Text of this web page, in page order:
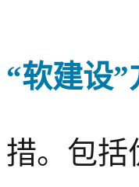
“软建设”
措。包括